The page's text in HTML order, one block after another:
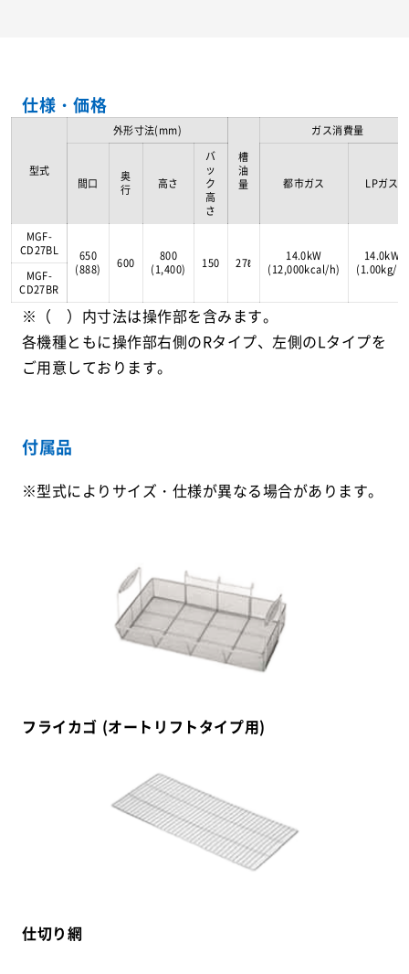
仕様・価格
型式
外形寸法(mm)
槽
油
量
ガス消費量
間口
奥
行
高さ
バ
ッ
ク
高
さ
都市ガス LPガス
MGF-
CD27BL
650
(888)
600
800
(1,400)
150 27ℓ
14.0kW
(12,000kcal/h)
14.0kW
(1.00kg/h)
MGF-
CD27BR
※（ ）内寸法は操作部を含みます。
各機種ともに操作部右側のRタイプ、左側のLタイプを
ご用意しております。
付属品
※型式によりサイズ・仕様が異なる場合があります。
フライカゴ (オートリフトタイプ用)
仕切り網